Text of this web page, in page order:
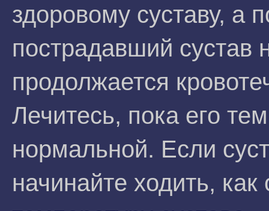
здоровому суставу, а
пострадавший сустав
продолжается
Лечитесь, пока его
нормальной. Если
начинайте ходить,